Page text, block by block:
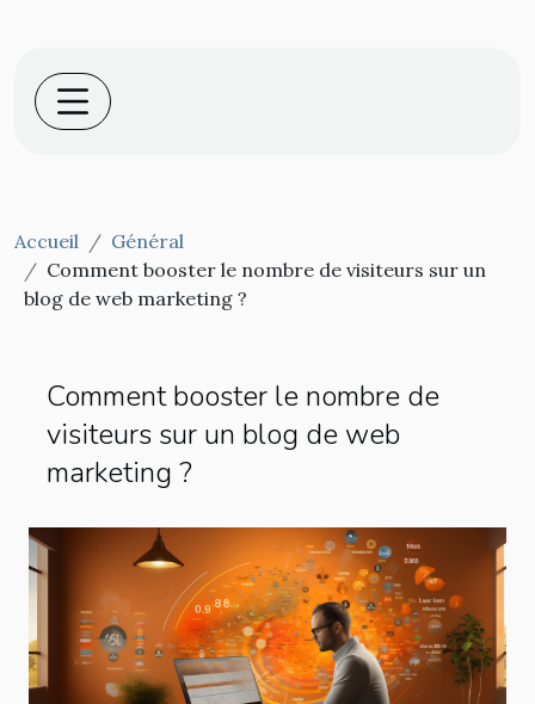
Accueil
Général
Comment booster le nombre de visiteurs sur un
blog de web marketing ?
Comment booster le nombre de
visiteurs sur un blog de web
marketing ?